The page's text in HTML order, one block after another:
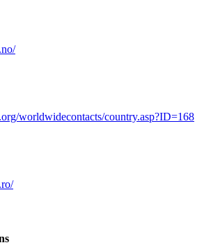
worldwidecontacts/country.asp?ID=168